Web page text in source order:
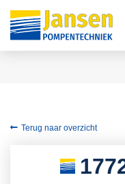
Terug naar overzicht